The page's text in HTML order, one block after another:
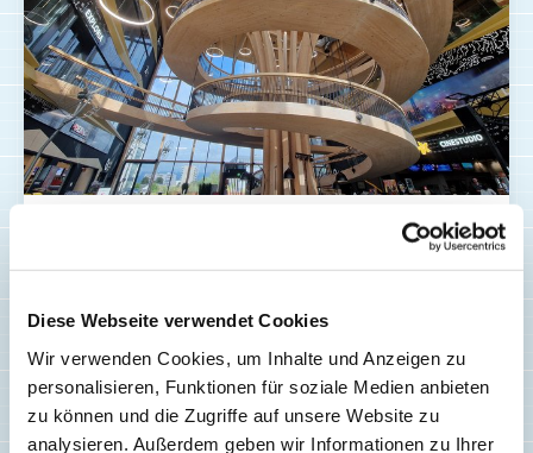
Diese Webseite verwendet Cookies
Wir verwenden Cookies, um Inhalte und Anzeigen zu
personalisieren, Funktionen für soziale Medien anbieten
zu können und die Zugriffe auf unsere Website zu
analysieren. Außerdem geben wir Informationen zu Ihrer
AUSFLÜGE
EXPLORiT Yverdon:
Wissenschafts-Ausstellungen
und Feriencamps